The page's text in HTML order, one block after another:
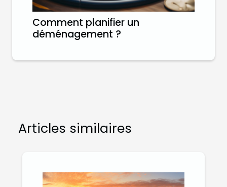
Comment planifier un
déménagement ?
Articles similaires